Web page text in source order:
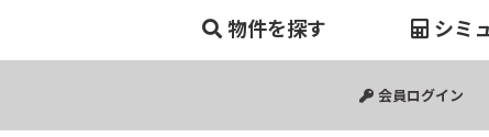
物件を探す
中古マンション
中古一戸建て
新築一戸建て
土地
シミ
会員ログイン